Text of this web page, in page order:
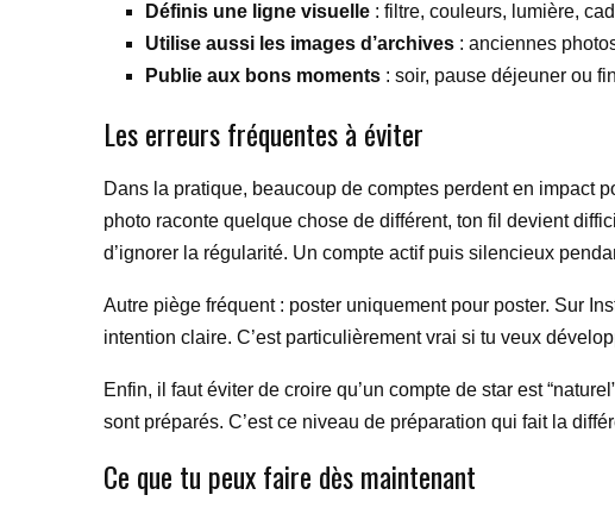
Définis une ligne visuelle : filtre, couleurs, lumière,
Utilise aussi les images d’archives : anciennes
Publie aux bons moments : soir, pause déjeuner ou
Les erreurs fréquentes à éviter
Dans la pratique, beaucoup de comptes perdent en impact
photo raconte quelque chose de différent, ton fil devient
d’ignorer la régularité. Un compte actif puis silencieux
Autre piège fréquent : poster uniquement pour poster. Sur
intention claire. C’est particulièrement vrai si tu veux
Enfin, il faut éviter de croire qu’un compte de star est
sont préparés. C’est ce niveau de préparation qui fait la
Ce que tu peux faire dès maintenant